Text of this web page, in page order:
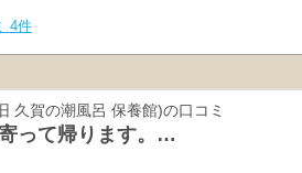
4件
久賀の潮風呂 保養館)の口コミ
って帰ります。…